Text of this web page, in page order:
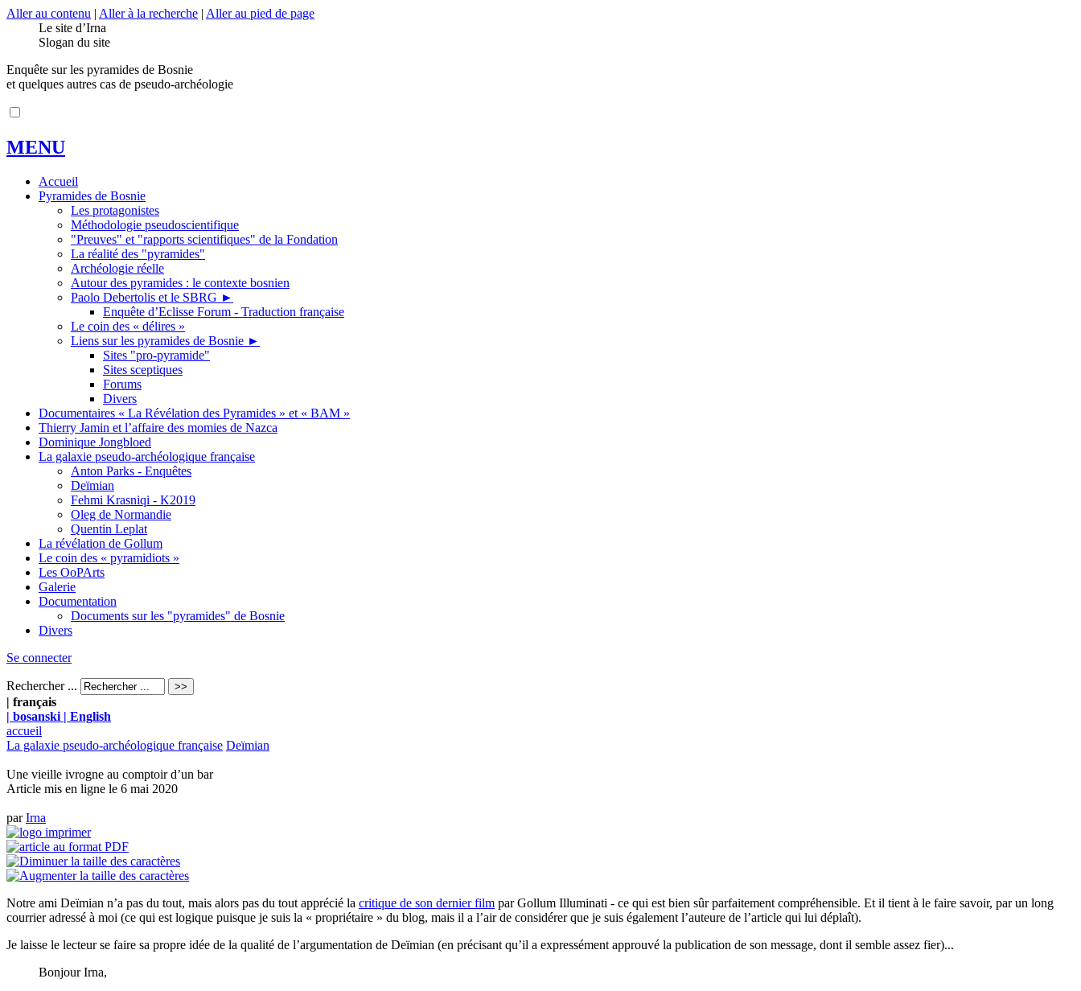
Aller au contenu | Aller à la recherche | Aller au pied de page
Le site d’Irna
Slogan du site
Enquête sur les pyramides de Bosnie
et quelques autres cas de pseudo-archéologie
MENU
Accueil
Pyramides de Bosnie
Les protagonistes
Méthodologie pseudoscientifique
"Preuves" et "rapports scientifiques" de la Fondation
La réalité des "pyramides"
Archéologie réelle
Autour des pyramides : le contexte bosnien
Paolo Debertolis et le SBRG ►
Enquête d’Eclisse Forum - Traduction française
Le coin des « délires »
Liens sur les pyramides de Bosnie ►
Sites "pro-pyramide"
Sites sceptiques
Forums
Divers
Documentaires « La Révélation des Pyramides » et « BAM »
Thierry Jamin et l’affaire des momies de Nazca
Dominique Jongbloed
La galaxie pseudo-archéologique française
Anton Parks - Enquêtes
Deïmian
Fehmi Krasniqi - K2019
Oleg de Normandie
Quentin Leplat
La révélation de Gollum
Le coin des « pyramidiots »
Les OoPArts
Galerie
Documentation
Documents sur les "pyramides" de Bosnie
Divers
Se connecter
Rechercher ...
| français
| bosanski | English
accueil
La galaxie pseudo-archéologique française Deïmian
Une vieille ivrogne au comptoir d’un bar
Article mis en ligne le 6 mai 2020
parIrna
Notre ami Deïmian n’a pas du tout, mais alors pas du tout apprécié la critique de son dernier film par Gollum Illuminati - ce qui est bien sûr parfaitement compréhensible. Et il tient à le faire savoir, par un long
courrier adressé à moi (ce qui est logique puisque je suis la « propriétaire » du blog, mais il a l’air de considérer que je suis également l’auteure de l’article qui lui déplaît).
Je laisse le lecteur se faire sa propre idée de la qualité de l’argumentation de Deïmian (en précisant qu’il a expressément approuvé la publication de son message, dont il semble assez fier)...
Bonjour Irna,